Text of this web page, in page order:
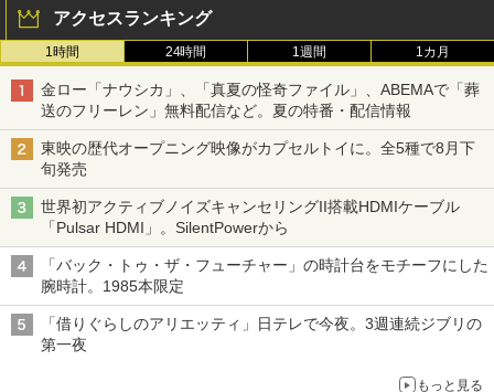
アクセスランキング
1時間 24時間 1週間 1カ月
金ロー「ナウシカ」、「真夏の怪奇ファイル」、ABEMAで「葬
送のフリーレン」無料配信など。夏の特番・配信情報
東映の歴代オープニング映像がカプセルトイに。全5種で8月下
旬発売
世界初アクティブノイズキャンセリングII搭載HDMIケーブル
「Pulsar HDMI」。SilentPowerから
「バック・トゥ・ザ・フューチャー」の時計台をモチーフにした
腕時計。1985本限定
「借りぐらしのアリエッティ」日テレで今夜。3週連続ジブリの
第一夜
もっと見る